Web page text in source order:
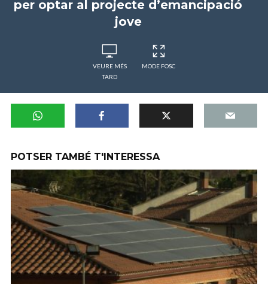
per optar al projecte d’emancipació
jove
VEURE MÉS
TARD
MODE FOSC
POTSER TAMBÉ T'INTERESSA